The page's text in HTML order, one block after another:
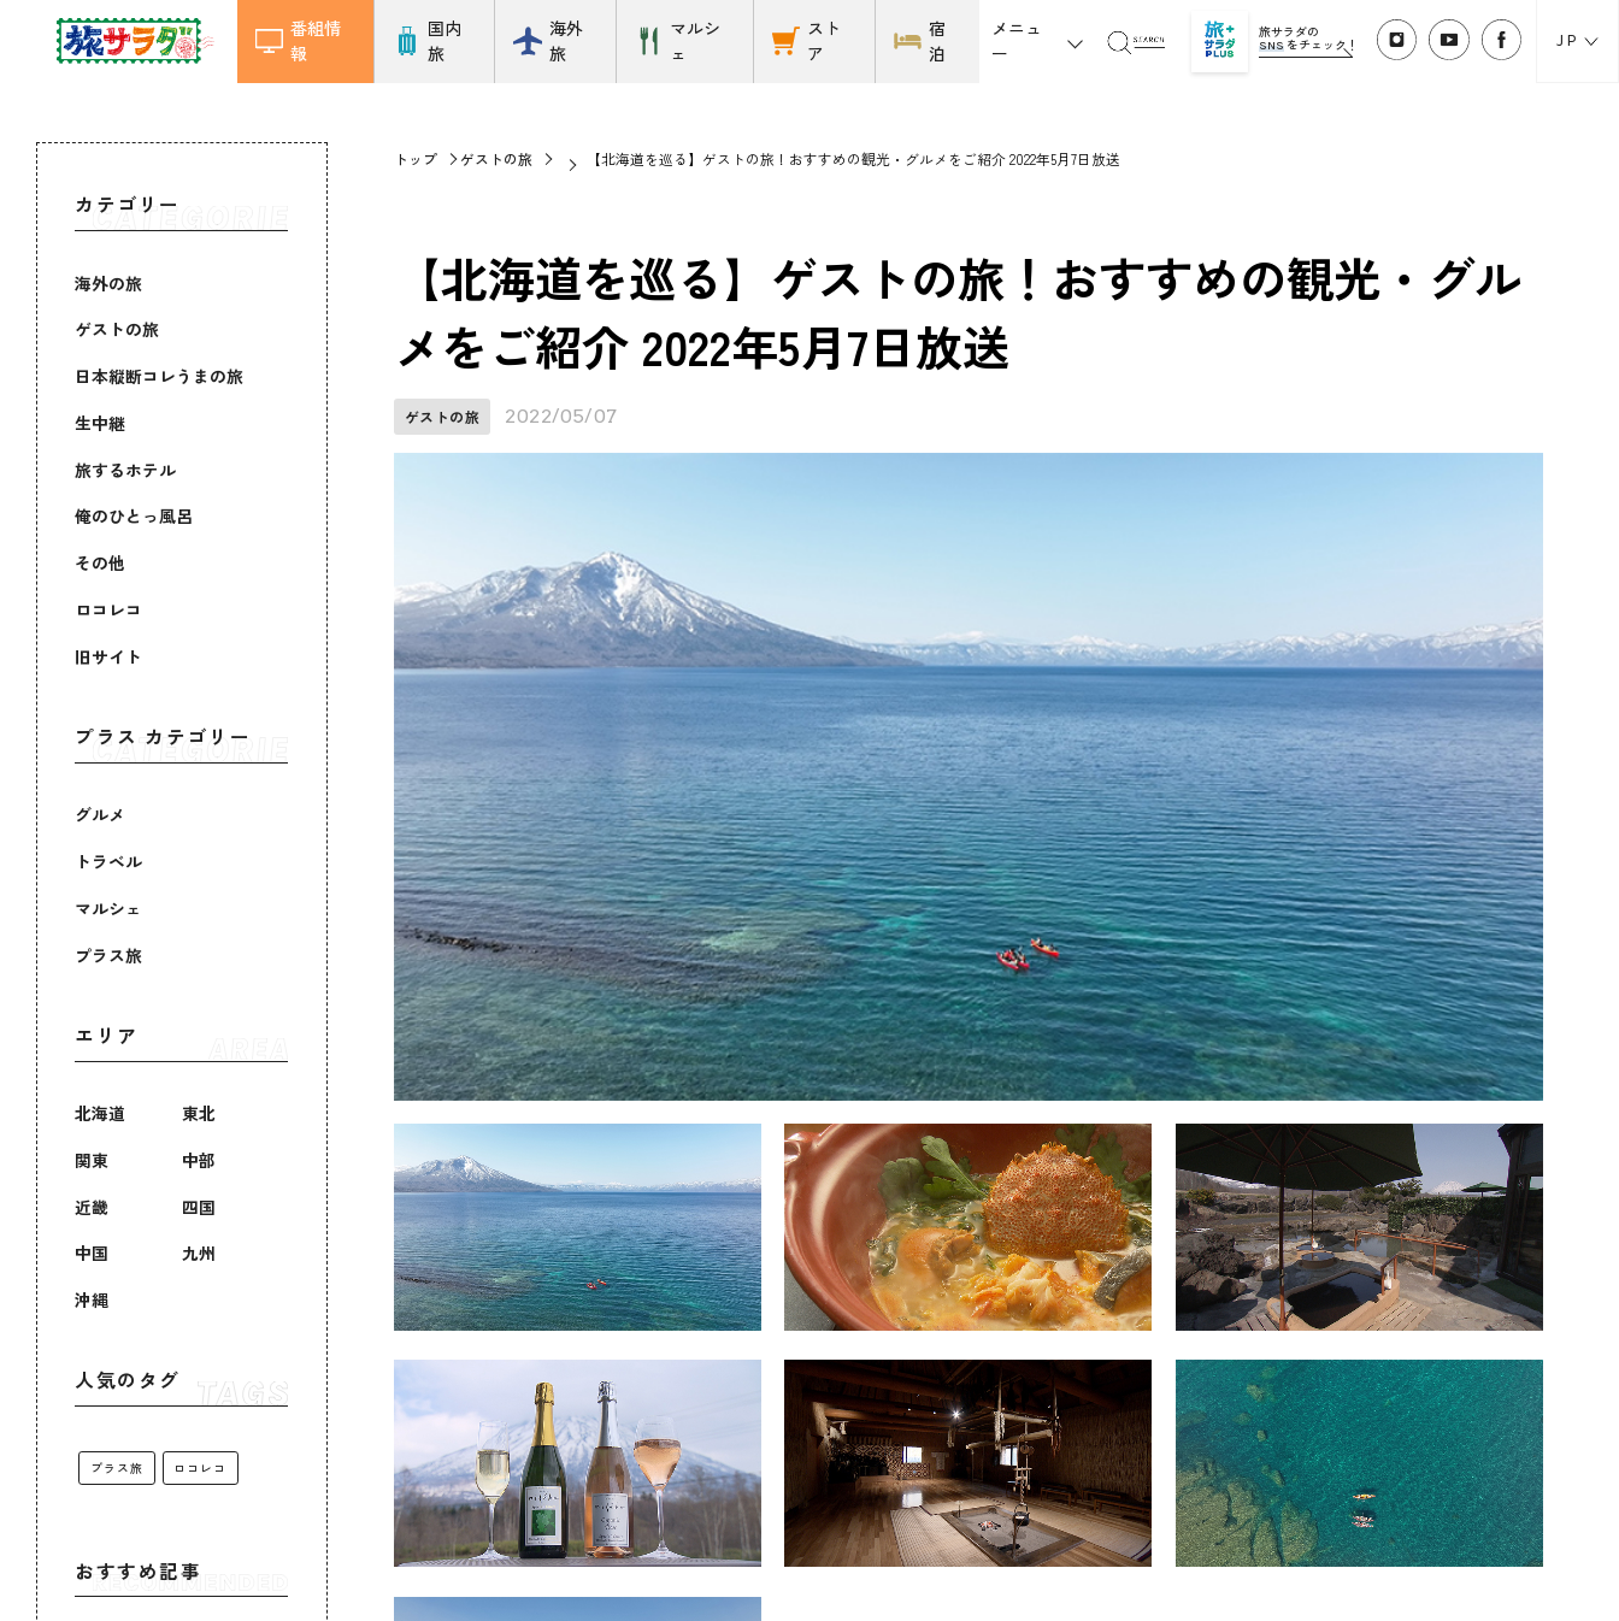
番組情
報
国内
旅
海外
旅
マルシ
ェ
スト
ア
宿
泊
メニュ
ー
旅サラダの
SNS をチェック！ JP
カテゴリー
海外の旅
ゲストの旅
日本縦断コレうまの旅
生中継
旅するホテル
俺のひとっ風呂
その他
ロコレコ
旧サイト
プラス カテゴリー
グルメ
トラベル
マルシェ
プラス旅
エリア
北海道
東北
関東
中部
近畿
四国
中国
九州
沖縄
人気のタグ
プラス旅 ロコレコ
おすすめ記事
トップ ゲストの旅 【北海道を巡る】ゲストの旅！おすすめの観光・グルメをご紹介 2022年5月7日放送
【北海道を巡る】ゲストの旅！おすすめの観光・グル
メをご紹介 2022年5月7日放送
ゲストの旅 2022/05/07